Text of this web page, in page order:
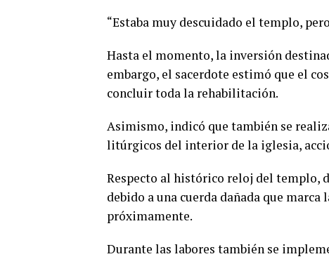
“Estaba muy descuidado el templo,
Hasta el momento, la inversión
embargo, el sacerdote estimó que el
concluir toda la rehabilitación.
Asimismo, indicó que también se
litúrgicos del interior de la iglesia,
Respecto al histórico reloj del templo,
debido a una cuerda dañada que
próximamente.
Durante las labores también se